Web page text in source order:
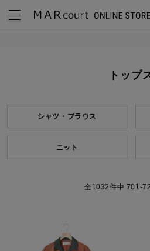
トップ
シャツ・ブラウス
ニット
1032件中 701-